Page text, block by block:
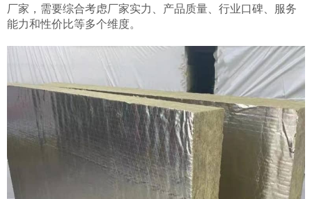
厂家，需要综合考虑厂家实力、产品质量、行业口碑、服务
能力和性价比等多个维度。